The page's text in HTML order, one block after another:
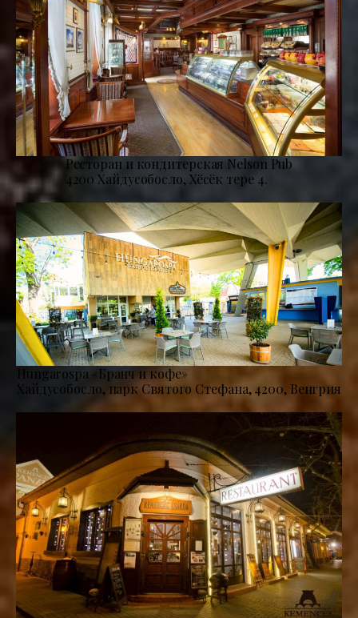
Ресторан и кондитерская Nelson Pub
4200 Хайдусобосло, Хёсёк тере 4.
Hungarospa «Бранч и кофе»
Хайдусобосло, парк Святого Стефана, 4200, Венгрия